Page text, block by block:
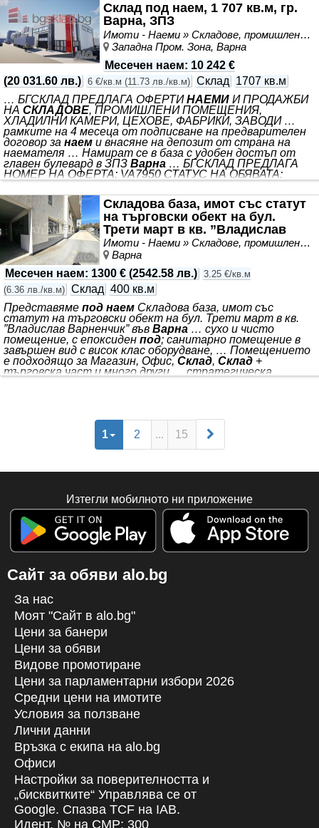
Склад под наем, 1 707 кв.м, гр.
Варна, ЗПЗ
Имоти - Наеми » Складове, промишлени и стопански имоти под наем
Западна Пром. Зона, Варна
Месечен наем: 10 242 €
(20 031.60 лв.) 6 €/кв.м (11.73 лв./кв.м) Склад 1707 кв.м
… БГСКЛАД ПРЕДЛАГА ОФЕРТИНАЕМИ И ПРОДАЖБИ
НА СКЛАДОВЕ, ПРОМИШЛЕНИ ПОМЕЩЕНИЯ,
ХЛАДИЛНИ КАМЕРИ, ЦЕХОВЕ, ФАБРИКИ, ЗАВОДИ …
рамките на 4 месеца от подписване на предварителен
договор за наем и внасяне на депозит от страна на
наемателя … Намират се в база с удобен достъп от
главен булевард в ЗПЗ Варна … БГСКЛАД ПРЕДЛАГА
НОМЕР НА ОФЕРТА: VA7950 СТАТУС НА ОБЯВАТА:
халета със сумарна площ 1683 м2, всяко от които
разполагащо с по две товарни врати- една на рампа и
една на нулево ниво. Халетата ще бъдат изградени в
*** . *** . Вътре във всяко хале се предвижда преграждане
Складова база, имот със статут
на търговски обект на бул.
Трети март в кв. ”Владислав
Варненчик” във..
Имоти - Наеми » Складове, промишлени и стопански имоти под наем
Варна
Месечен наем: 1300 € (2542.58 лв.) 3.25 €/кв.м
(6.36 лв./кв.м) Склад 400 кв.м
Представяме под наем Складова база, имот със
статут на търговски обект на бул. Трети март в кв.
”Владислав Варненчик” във Варна … сухо и чисто
помещение, с епоксиден под; санитарно помещение в
завършен вид с висок клас оборудване, … Помещението
е подходящо за Магазин, Офис, Склад, Склад +
търговска част и много други … стратегическа
площ от 400 кв.м; • трифазен ток, ВиК, канализация; •
санитарен възел; •1 2 ... 15
Изтегли мобилното ни приложение
Сайт за обяви alo.bg
За нас
Моят "Сайт в alo.bg"
Цени за банери
Цени за обяви
Видове промотиране
Цени за парламентарни избори 2026
Средни цени на имотите
Условия за ползване
Лични данни
Връзка с екипa на alo.bg
Офиси
Настройки за поверителността и
„бисквитките“ Управлява се от
Google. Спазва TCF на IAB.
Идент. № на CMP: 300